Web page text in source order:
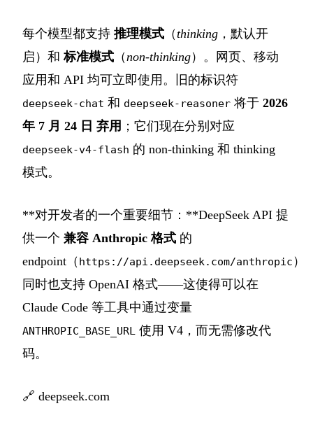
每个模型都支持 推理模式 （thinking ，默认开
启）和标准模式 （ non-thinking）。网页、移动
应用和 API 均可立即使用。旧的标识符
deepseek-chat 和 deepseek-reasoner 将于 2026
年 7 月 24 日 弃用 ；它们现在分别对应
deepseek-v4-flash 的 non-thinking 和 thinking
模式。
**对开发者的一个重要细节：**DeepSeek API 提
供一个 兼容 Anthropic 格式 的
endpoint（ https://api.deepseek.com/anthropic ）
同时也支持 OpenAI 格式——这使得可以在
Claude Code 等工具中通过变量
ANTHROPIC_BASE_URL
使用 V4，而无需修改代
码。
🔗 deepseek.com